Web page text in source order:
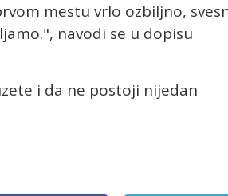
mestu vrlo ozbiljno,
navodi se u dopisu
i da ne postoji nijedan